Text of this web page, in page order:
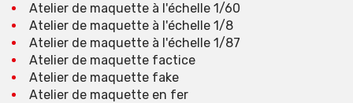
Atelier de maquette à l'échelle 1/60
Atelier de maquette à l'échelle 1/8
Atelier de maquette à l'échelle 1/87
Atelier de maquette factice
Atelier de maquette fake
Atelier de maquette en fer